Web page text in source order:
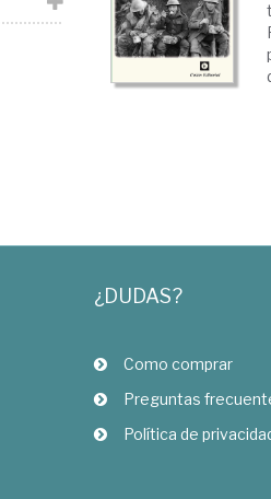
¿DUDAS?
Como comprar
Preguntas
Política de